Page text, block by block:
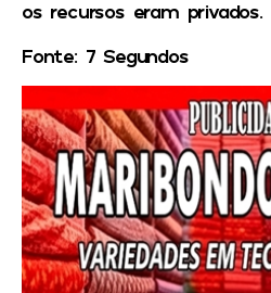
os recursos eram privados.
Fonte: 7 Segundos